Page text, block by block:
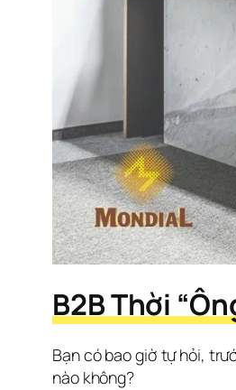
B2B Thời
Bạn có bao giờ tự hỏi,
nào không?